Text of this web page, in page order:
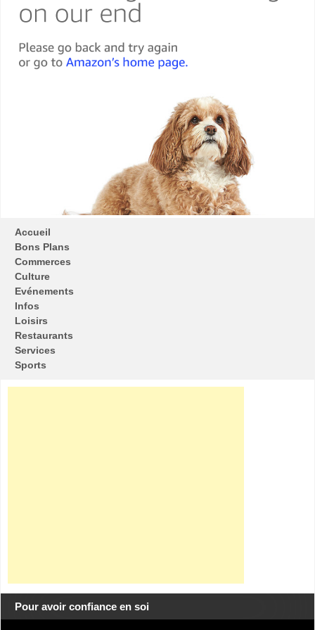
Accueil
Bons Plans
Commerces
Culture
Evénements
Infos
Loisirs
Restaurants
Services
Sports
Pour avoir confiance en soi